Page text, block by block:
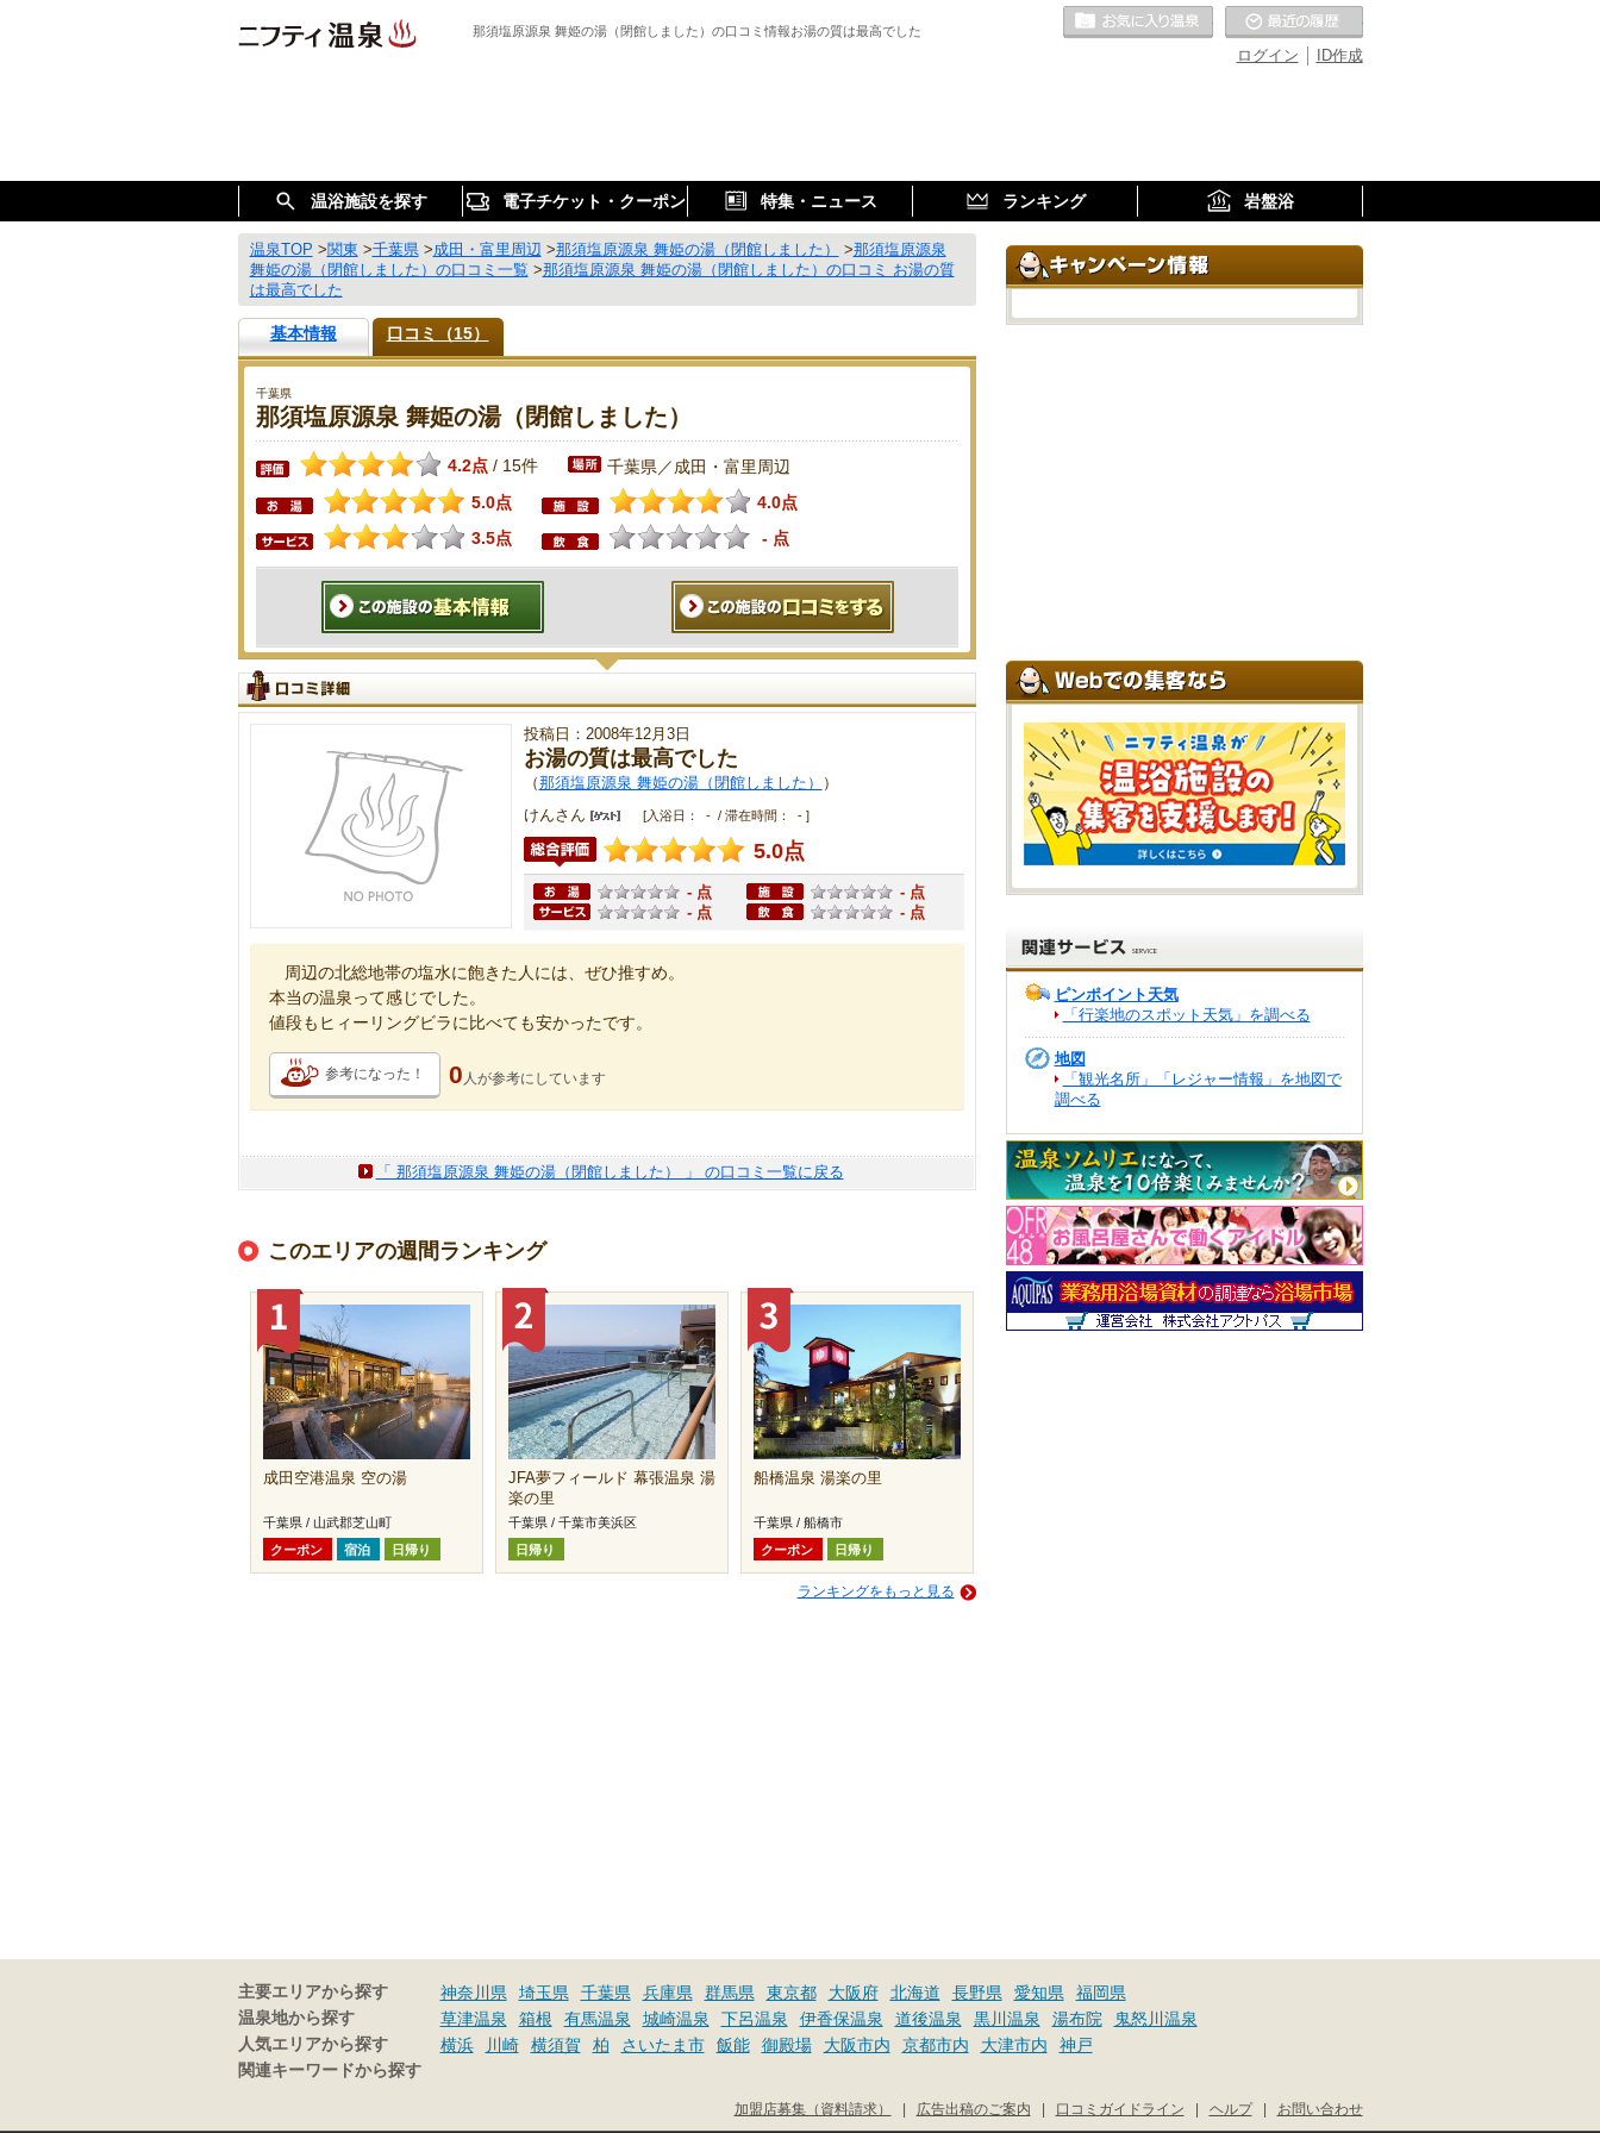
那須塩原源泉 舞姫の湯（閉館しました）の口コミ情報お湯の質は最高でした
ID作成
ログイン
お気に入りの温泉
温浴施設を探す 電子チケット・クーポン 特集・ニュース ランキング 岩盤浴
温泉TOP >関東 >千葉県>成田・富里周辺 >那須塩原源泉 舞姫の湯（閉館しました） >那須塩原源泉
舞姫の湯（閉館しました）の口コミ一覧 >那須塩原源泉 舞姫の湯（閉館しました）の口コミ お湯の質
は最高でした
基本情報 口コミ（15）
千葉県
那須塩原源泉 舞姫の湯（閉館しました）
4.2点 / 15件 千葉県／成田・富里周辺
5.0点
4.0点
3.5点
- 点
投稿日：2008年12月3日
お湯の質は最高でした
（那須塩原源泉 舞姫の湯（閉館しました）
）
けんさん
[入浴日： - / 滞在時間： - ]
5.0点
- 点
- 点
- 点
- 点
周辺の北総地帯の塩水に飽きた人には、ぜひ推すめ。
本当の温泉って感じでした。
値段もヒィーリングビラに比べても安かったです。
参考になった！ 0 人が参考にしています
「 那須塩原源泉 舞姫の湯（閉館しました） 」 の口コミ一覧に戻る
このエリアの週間ランキング
成田空港温泉 空の湯
千葉県 / 山武郡芝山町
クーポン
宿泊 日帰り
JFA夢フィールド 幕張温泉 湯
楽の里
千葉県 / 千葉市美浜区
日帰り
船橋温泉 湯楽の里
千葉県 / 船橋市
クーポン
日帰り
ランキングをもっと見る
ピンポイント天気
「行楽地のスポット天気」を調べる
地図
「観光名所」「レジャー情報」を地図で
調べる
主要エリアから探す 神奈川県 埼玉県 千葉県 兵庫県 群馬県 東京都 大阪府 北海道 長野県 愛知県 福岡県
温泉地から探す 草津温泉 箱根 有馬温泉 城崎温泉 下呂温泉 伊香保温泉 道後温泉 黒川温泉 湯布院 鬼怒川温泉
人気エリアから探す 横浜 川崎 横須賀 柏 さいたま市 飯能 御殿場 大阪市内 京都市内 大津市内 神戸
関連キーワードから探す
お問い合わせ
|
ヘルプ
|
口コミガイドライン
|
広告出稿のご案内
|
加盟店募集（資料請求）